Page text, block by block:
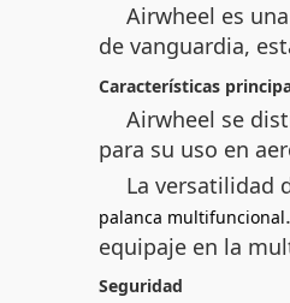
Airwheel es
de vanguardia,
Características
Airwheel se
para su uso en
La versatilidad
palanca multifuncional
equipaje en la
Seguridad